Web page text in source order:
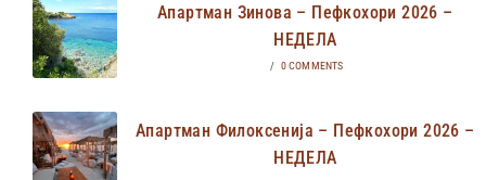
Апартман Зинова – Пефкохори 2026 –
НЕДЕЛА
/ 0 COMMENTS
Апартман Филоксенија – Пефкохори 2026 –
НЕДЕЛА